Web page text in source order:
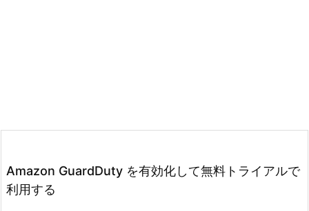
Amazon GuardDuty を有効化して無料トライアルで
利用する